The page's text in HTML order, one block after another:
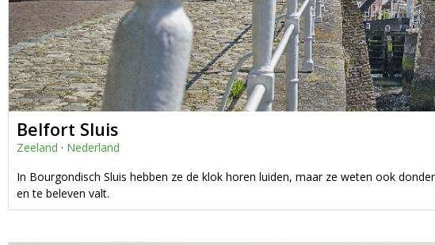
Belfort Sluis
Zeeland · Nederland
In Bourgondisch Sluis hebben ze de klok horen luiden, maar ze weten ook
en te beleven valt.